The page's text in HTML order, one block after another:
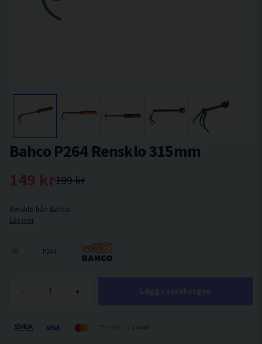
Bahco P264 Rensklo 315mm
199 kr
149 kr
Rensklo från Bahco.
Läs mer
P264
- +